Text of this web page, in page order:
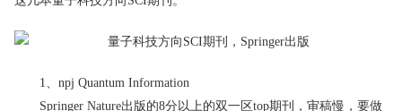
1、npj Quantum Information
Springer Nature出版的8分以上的双一区top期刊，审稿慢，要做